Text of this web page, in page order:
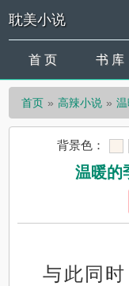
耽美小说
首 页 书 库
首页 高辣小说
背景色：
温暖的
与此同